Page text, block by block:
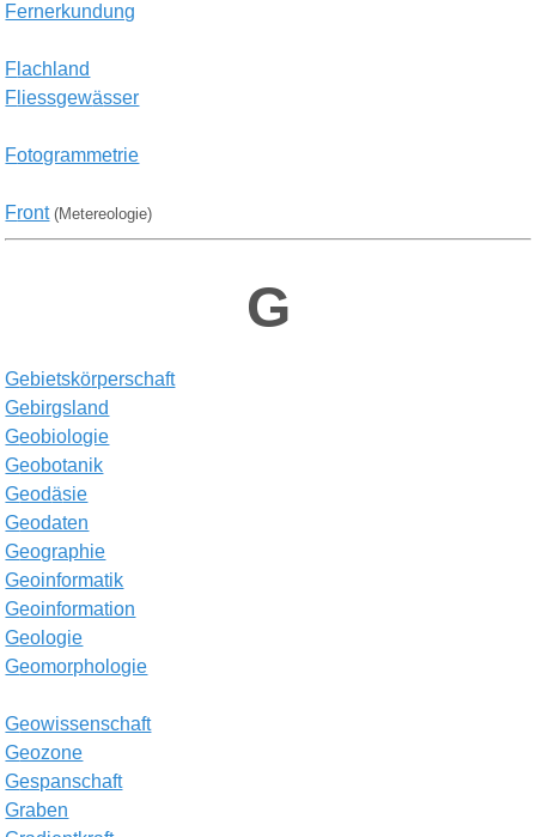
Fernerkundung
F lachland
F liessgewässer
Fotogrammetrie
Front (Metereologie)
G
Gebietskörperschaft
Gebirgsland
Geobiologie
Geobotanik
Geodäsie
Geodaten
Geographie
Geoinformatik
Geoinformation
Geologie
Geomorphologie
Geowissenschaft
Geozone
Gespanschaft
Graben